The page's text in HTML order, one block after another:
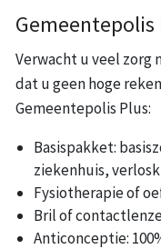
Gemeentepolis
Verwacht u veel zorg
dat u geen hoge
Gemeentepolis Plus:
Basispakket:
ziekenhuis,
Fysiotherapie of
Bril of
Anticonceptie: